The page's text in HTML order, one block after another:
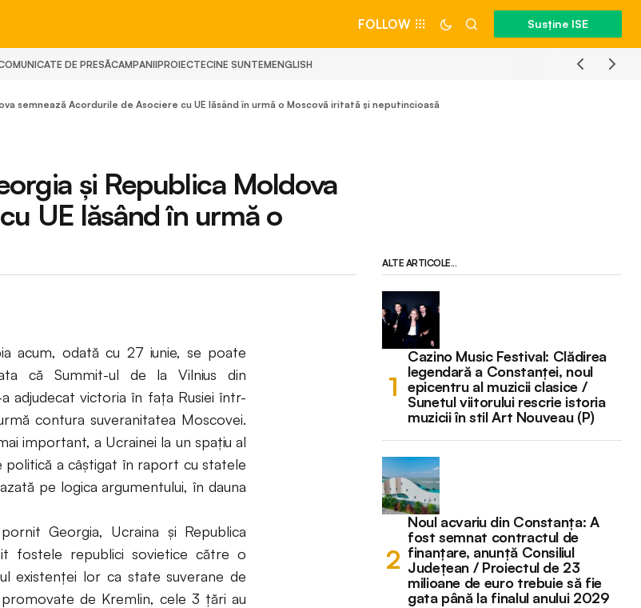
FOLLOW Susține ISE
DE PRESĂCAMPANIIPROIECTECINE SUNTEMENGLISH
semnează Acordurile de Asociere cu UE lăsând în urmă o Moscovă iritată și neputincioasă
și Republica Moldova
UE lăsând în urmă o
acum, odată cu 27 iunie, se poate
că Summit-ul de la Vilnius din
adjudecat victoria în fața Rusiei într-
contura suveranitatea Moscovei.
important, a Ucrainei la un spațiu al
a câștigat în raport cu statele
pe logica argumentului, în dauna
Georgia, Ucraina și Republica
fostele republici sovietice către o
existenței lor ca state suverane de
promovate de Kremlin, cele 3 țări au
ALTE ARTICOLE...
Cazino Music Festival: Clădirea
legendară a Constanței, noul
epicentru al muzicii clasice /
Sunetul viitorului rescrie istoria
muzicii în stil Art Nouveau (P)
Noul acvariu din Constanța: A
fost semnat contractul de
finanțare, anunță Consiliul
Județean / Proiectul de 23
milioane de euro trebuie să fie
gata până la finalul anului 2029